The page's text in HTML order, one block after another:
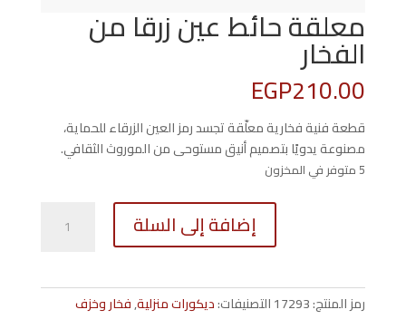
معلقة حائط عين زرقا من
الفخار
EGP210.00
قطعة فنية فخارية معلّقة تجسد رمز العين الزرقاء للحماية،
مصنوعة يدويًا بتصميم أنيق مستوحى من الموروث الثقافي.
5 متوفر في المخزون
معلقة
زرقا
من
إضافة إلى السلة
رمز المنتج:17293التصنيفات:ديكورات منزلية,فخار وخزف